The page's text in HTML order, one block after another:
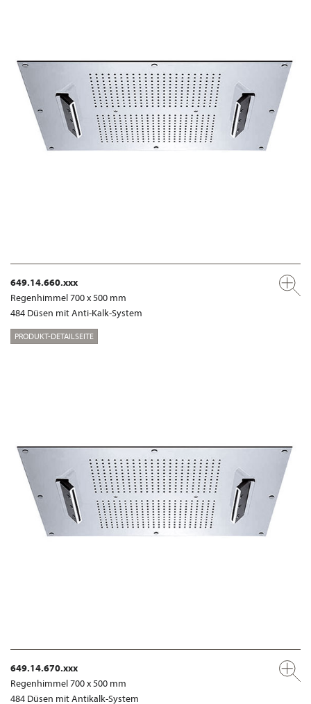
649.14.660.xxx
Regenhimmel 700 x 500 mm
484 Düsen mit Anti-Kalk-System
PRODUKT-DETAILSEITE
649.14.670.xxx
Regenhimmel 700 x 500 mm
484 Düsen mit Antikalk-System